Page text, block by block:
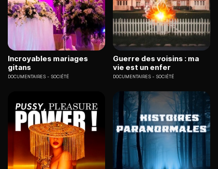
Incroyables mariages
gitans
DOCUMENTAIRES SOCIÉTÉ
Guerre des voisins : ma
vie est un enfer
DOCUMENTAIRES SOCIÉTÉ